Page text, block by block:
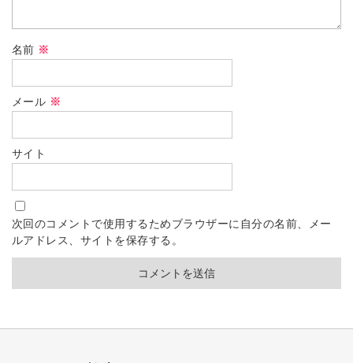
名前 ※
メール ※
サイト
次回のコメントで使用するためブラウザーに自分の名前、メー
ルアドレス、サイトを保存する。